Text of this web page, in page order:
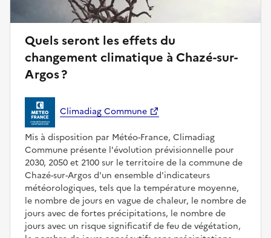
Quels seront les effets du
changement climatique à Chazé-sur-
Argos ?
Climadiag Commune
Mis à disposition par Météo-France, Climadiag
Commune présente l'évolution prévisionnelle pour
2030, 2050 et 2100 sur le territoire de la commune de
Chazé-sur-Argos d'un ensemble d'indicateurs
météorologiques, tels que la température moyenne,
le nombre de jours en vague de chaleur, le nombre de
jours avec de fortes précipitations, le nombre de
jours avec un risque significatif de feu de végétation,